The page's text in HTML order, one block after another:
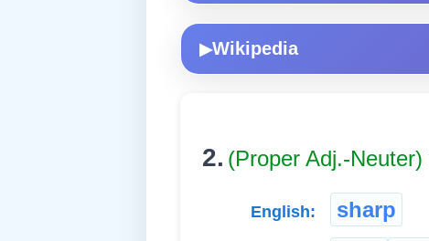
▶Wikipedia
2. (Proper Adj.-Neuter)
English: sharp